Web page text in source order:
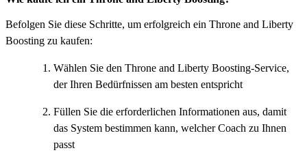
Befolgen Sie diese Schritte, um erfolgreich ein Throne and Liberty
Boosting zu kaufen:
Wählen Sie den Throne and Liberty Boosting-Service,
der Ihren Bedürfnissen am besten entspricht
Füllen Sie die erforderlichen Informationen aus, damit
das System bestimmen kann, welcher Coach zu Ihnen
passt